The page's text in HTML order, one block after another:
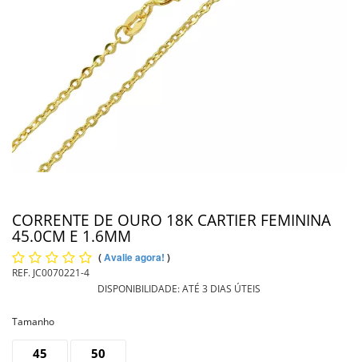
PINGENTE DE OURO
PULSEIRAS
INFORMAÇÕES
CORRENTE DE OURO 18K CARTIER FEMININA
45.0CM E 1.6MM
(Avalie agora! )
REF. JC0070221-4
DISPONIBILIDADE:ATÉ 3 DIAS ÚTEIS
Tamanho
45 50
Entrega